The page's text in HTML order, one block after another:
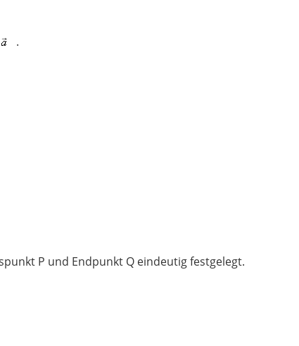
.
P und Endpunkt Q eindeutig festgelegt.